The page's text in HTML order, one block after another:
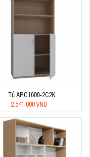
Tủ ARC1600-2C2K
2.541.000 VNĐ